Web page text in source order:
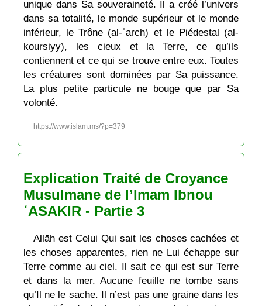
unique dans Sa souveraineté. Il a créé l’univers
dans sa totalité, le monde supérieur et le monde
inférieur, le Trône (al-ʿarch) et le Piédestal (al-
koursiyy), les cieux et la Terre, ce qu’ils
contiennent et ce qui se trouve entre eux. Toutes
les créatures sont dominées par Sa puissance.
La plus petite particule ne bouge que par Sa
volonté.
https://www.islam.ms/?p=379
Explication Traité de Croyance
Musulmane de l’Imam Ibnou
ʿASAKIR - Partie 3
Allāh est Celui Qui sait les choses cachées et
les choses apparentes, rien ne Lui échappe sur
Terre comme au ciel. Il sait ce qui est sur Terre
et dans la mer. Aucune feuille ne tombe sans
qu’Il ne le sache. Il n’est pas une graine dans les